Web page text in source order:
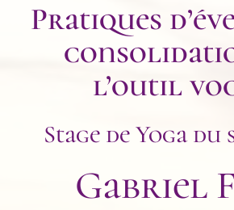
Pratiques
l’outil
Stage de Yoga du
Gabriel